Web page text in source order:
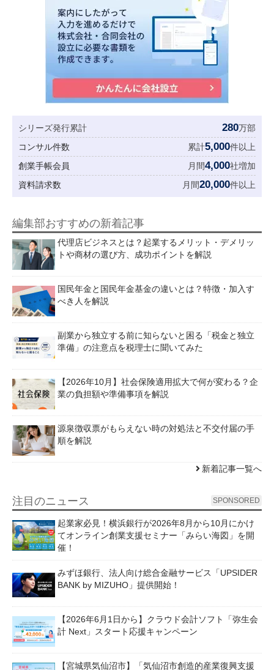
シリーズ発行累計 280万部
コンサル件数
累計5,000件以上
創業手帳会員
月間4,000社増加
資料請求数
月間20,000件以上
編集部おすすめの新着記事
代理店ビジネスとは？起業するメリット・デメリッ
トや商材の選び方、成功ポイントを解説
国民年金と国民年金基金の違いとは？特徴・加入す
べき人を解説
副業から独立する前に知らないと困る「税金と独立
準備」の注意点を税理士に聞いてみた
【2026年10月】社会保険適用拡大で何が変わる？企
業の負担額や準備事項を解説
源泉徴収票がもらえない時の対処法と不交付届の手
順を解説
新着記事一覧へ
注目のニュース SPONSORED
起業家必見！横浜銀行が2026年8月から10月にかけ
てオンライン創業支援セミナー「みらい海図」を開
催！
みずほ銀行、法人向け総合金融サービス「UPSIDER
BANK by MIZUHO」提供開始！
【2026年6月1日から】クラウド会計ソフト「弥生会
計 Next」スタート応援キャンペーン
【宮城県気仙沼市】「気仙沼市創造的産業復興支援